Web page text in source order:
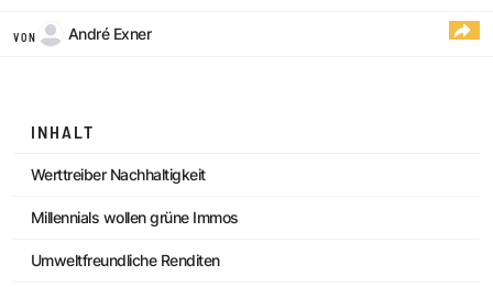
VON André Exner
INHALT
Werttreiber Nachhaltigkeit
Millennials wollen grüne Immos
Umweltfreundliche Renditen